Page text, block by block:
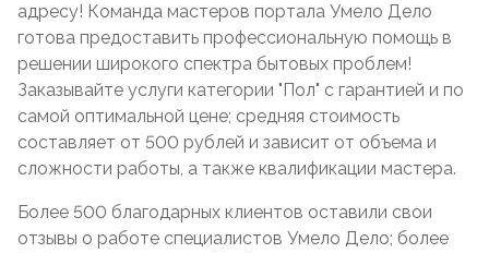
адресу! Команда мастеров портала Умело Дело
готова предоставить профессиональную помощь в
решении широкого спектра бытовых проблем!
Заказывайте услуги категории "Пол" с гарантией и по
самой оптимальной цене; средняя стоимость
составляет от 500 рублей и зависит от объема и
сложности работы, а также квалификации мастера.
Более 500 благодарных клиентов оставили свои
отзывы о работе специалистов Умело Дело; более